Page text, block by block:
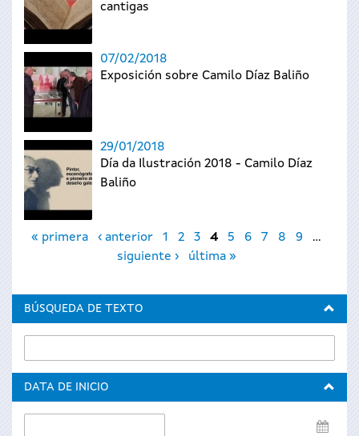
cantigas
07/02/2018
Exposición sobre Camilo Díaz Baliño
29/01/2018
Día da Ilustración 2018 - Camilo Díaz
Baliño
Páginas
« primera ‹ anterior 1 2 3 4 5 6 7 8 9
…
siguiente ›
última »
BÚSQUEDA DE TEXTO
DATA DE INICIO